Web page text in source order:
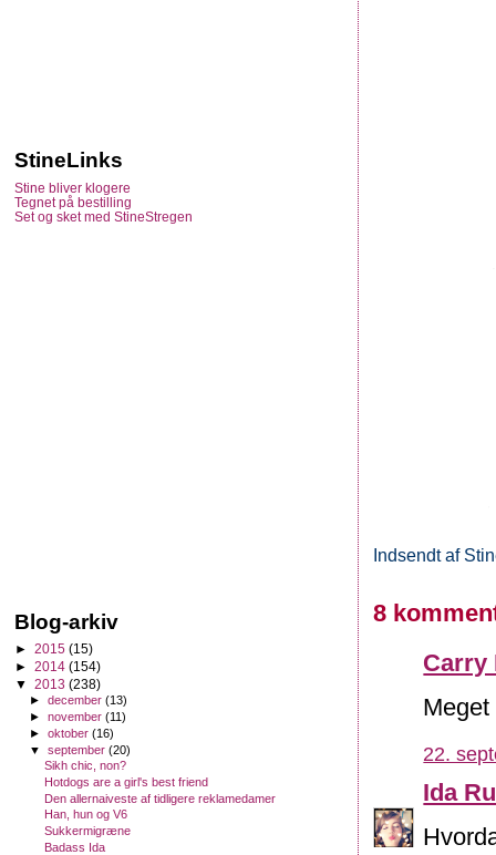
Indsendt af
8
Carry
22.
Ida
StineLinks
Stine bliver klogere
Tegnet på bestilling
Set og sket med StineStregen
Blog-arkiv
► 2015 (15)
► 2014 (154)
▼ 2013 (238)
►december(13)
►november(11)
►oktober(16)
▼september(20)
Sikh chic, non?
Hotdogs are a girl's best friend
Den allernaiveste af tidligere reklamedamer
Han, hun og V6
Sukkermigræne
Badass Ida